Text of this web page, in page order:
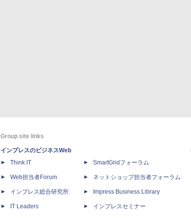
Group site links
インプレスのビジネスWeb
Think IT
Web担当者Forum
インプレス総合研究所
IT Leaders
SmartGridフォーラム
ネットショップ担当者フォーラム
Impress Business Library
インプレスセミナー